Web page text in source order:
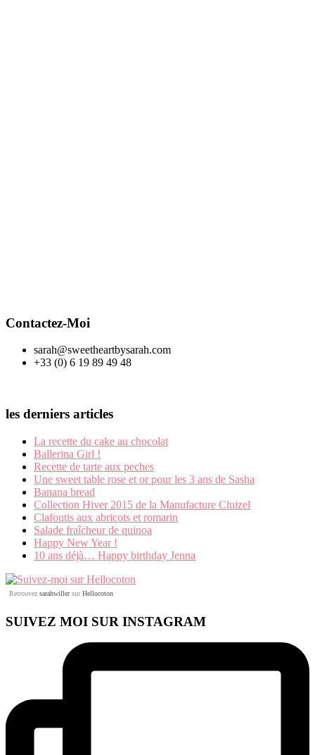
Contactez-Moi
sarah@sweetheartbysarah.com
+33 (0) 6 19 89 49 48
les derniers articles
La recette du cake au chocolat
Ballerina Girl !
Recette de tarte aux peches
Une sweet table rose et or pour les 3 ans de Sasha
Banana bread
Collection Hiver 2015 de la Manufacture Cluizel
Clafoutis aux abricots et romarin
Salade fraîcheur de quinoa
Happy New Year !
10 ans déjà… Happy birthday Jenna
Retrouvez sarahwillersurHellocoton
SUIVEZ MOI SUR INSTAGRAM